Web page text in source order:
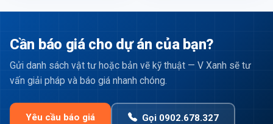
Cần báo giá cho dự án của bạn?
Gửi danh sách vật tư hoặc bản vẽ kỹ thuật — V Xanh sẽ tư
vấn giải pháp và báo giá nhanh chóng.
Yêu cầu báo giá Gọi 0902.678.327